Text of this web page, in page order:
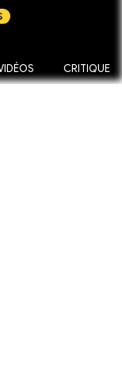
CRITIQUE